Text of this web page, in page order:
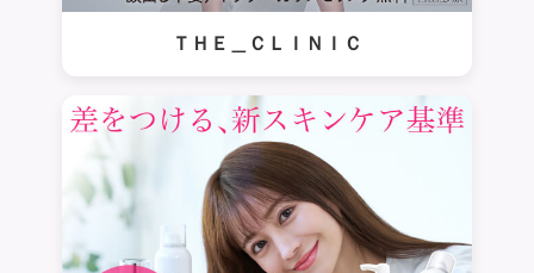
ＴＨＥ＿ＣＬＩＮＩＣ